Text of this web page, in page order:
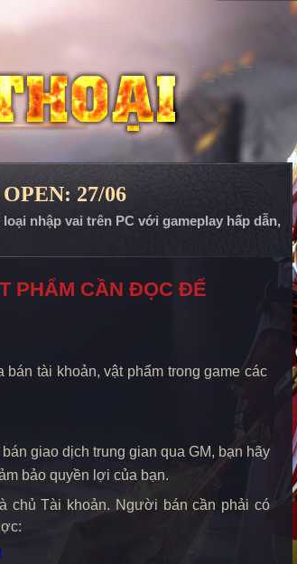
27/06
nhập vai trên PC với gameplay hấp dẫn,
PHẨM CẦN ĐỌC ĐỂ
tài khoản, vật phẩm trong game các
giao dịch trung gian qua GM, bạn hãy
bảo quyền lợi của bạn.
chủ Tài khoản. Người bán cần phải có